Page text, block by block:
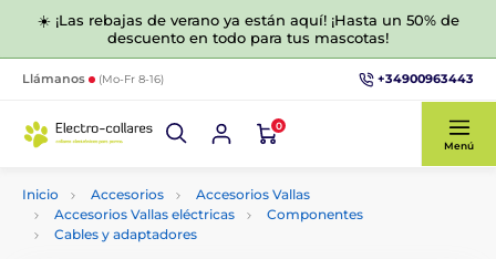
☀️ ¡Las rebajas de verano ya están aquí! ¡Hasta un 50% de
descuento en todo para tus mascotas!
Llámanos (Mo-Fr 8-16) +34900963443
0
Menú
Inicio Accesorios
Accesorios Vallas
Accesorios Vallas eléctricas
Componentes
Cables y adaptadores